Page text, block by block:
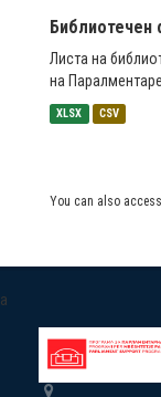
Библиотечен
Листа на
на
XLSX CSV
You can also
a